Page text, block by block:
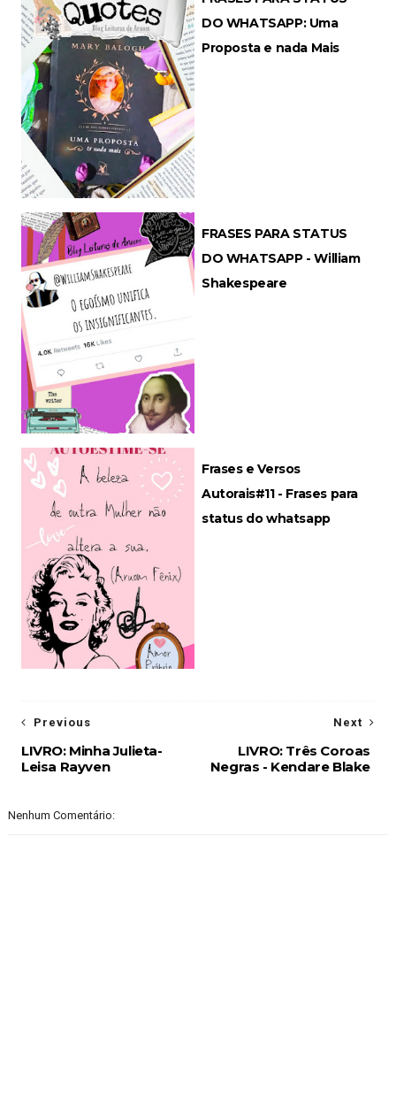
DO WHATSAPP: Uma
Proposta e nada Mais
FRASES PARA STATUS
DO WHATSAPP - William
Shakespeare
Frases e Versos
Autorais#11 - Frases para
status do whatsapp
Next
LIVRO: Três Coroas
Negras - Kendare Blake
Previous
LIVRO: Minha Julieta-
Leisa Rayven
Nenhum Comentário: